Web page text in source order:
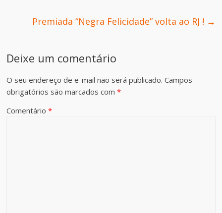
Premiada “Negra Felicidade” volta ao RJ ! →
Deixe um comentário
O seu endereço de e-mail não será publicado. Campos
obrigatórios são marcados com*
Comentário*